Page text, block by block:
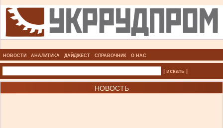
НОВОСТИ АНАЛИТИКА ДАЙДЖЕСТ СПРАВОЧНИК О НАС
| искать |
НОВОСТЬ